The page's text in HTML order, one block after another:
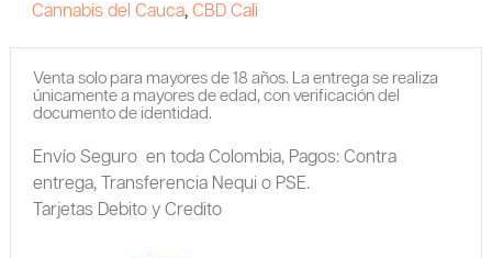
Cannabis del Cauca, CBD Cali
Venta solo para mayores de 18 años. La entrega se realiza
únicamente a mayores de edad, con verificación del
documento de identidad.
Envío Seguro en toda Colombia, Pagos: Contra
entrega,
Transferencia Nequi o PSE.
Tarjetas Debito y Credito